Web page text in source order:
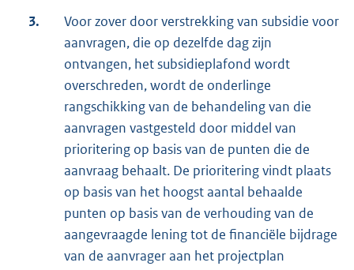
3.
Voor zover door verstrekking van subsidie voor
aanvragen, die op dezelfde dag zijn
ontvangen, het subsidieplafond wordt
overschreden, wordt de onderlinge
rangschikking van de behandeling van die
aanvragen vastgesteld door middel van
prioritering op basis van de punten die de
aanvraag behaalt. De prioritering vindt plaats
op basis van het hoogst aantal behaalde
punten op basis van de verhouding van de
aangevraagde lening tot de financiële bijdrage
van de aanvrager aan het projectplan